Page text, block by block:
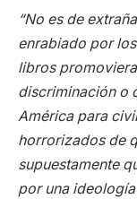
“No es de
enrabiado por
libros
discriminación o
América para
horrorizados de
supuestamente
por una